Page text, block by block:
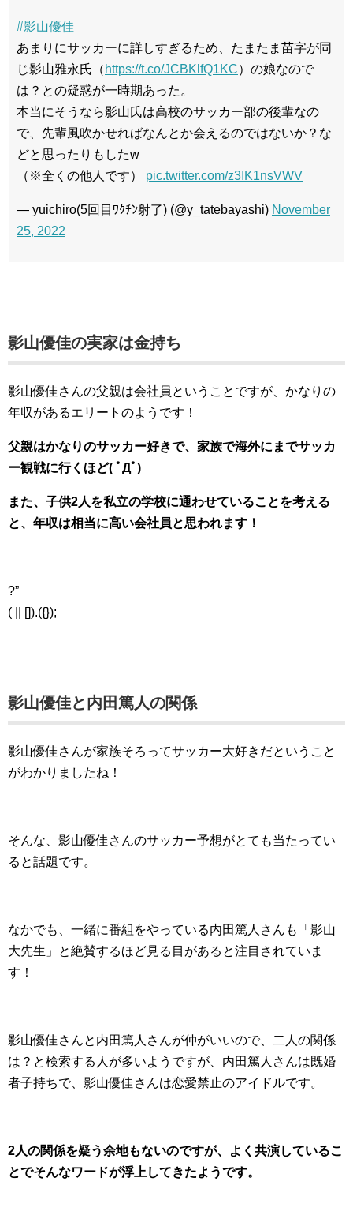
#影山優佳
あまりにサッカーに詳しすぎるため、たまたま苗字が同
じ影山雅永氏（ https://t.co/JCBKlfQ1KC）の娘なので
は？との疑惑が一時期あった。
本当にそうなら影山氏は高校のサッカー部の後輩なの
で、先輩風吹かせればなんとか会えるのではないか？な
どと思ったりもしたw
（※全くの他人です） pic.twitter.com/z3IK1nsVWV
— yuichiro(5回目ﾜｸﾁﾝ射了) (@y_tatebayashi) November
25, 2022
影山優佳の実家は金持ち
影山優佳さんの父親は会社員ということですが、かなりの
年収があるエリートのようです！
父親はかなりのサッカー好きで、家族で海外にまでサッカ
ー観戦に行くほど( ﾟДﾟ)
また、子供2人を私立の学校に通わせていることを考える
と、年収は相当に高い会社員と思われます！
?”
( || []).({});
影山優佳と内田篤人の関係
影山優佳さんが家族そろってサッカー大好きだということ
がわかりましたね！
そんな、影山優佳さんのサッカー予想がとても当たってい
ると話題です。
なかでも、一緒に番組をやっている内田篤人さんも「影山
大先生」と絶賛するほど見る目があると注目されていま
す！
影山優佳さんと内田篤人さんが仲がいいので、二人の関係
は？と検索する人が多いようですが、内田篤人さんは既婚
者子持ちで、影山優佳さんは恋愛禁止のアイドルです。
2人の関係を疑う余地もないのですが、よく共演しているこ
とでそんなワードが浮上してきたようです。